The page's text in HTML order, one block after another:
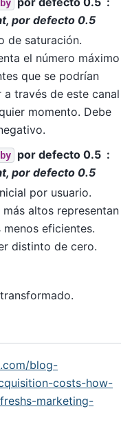
by
por defecto 0.5
de saturación.
el número máximo
que se podrían
a través de este canal
momento. Debe
by
por defecto 0.5
por defecto 0.5
por usuario.
más altos representan
menos eficientes.
distinto de cero.
blog-
costs-how-
marketing-